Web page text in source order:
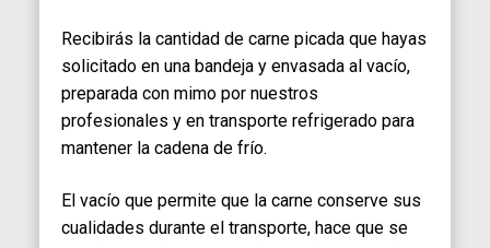
Recibirás la cantidad de carne picada que hayas
solicitado en una bandeja y envasada al vacío,
preparada con mimo por nuestros
profesionales y en transporte refrigerado para
mantener la cadena de frío.
El vacío que permite que la carne conserve sus
cualidades durante el transporte, hace que se